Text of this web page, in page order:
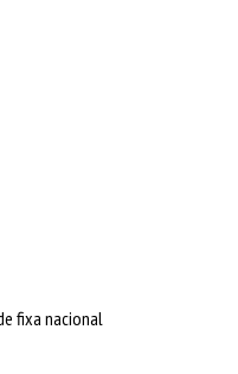
fixa nacional